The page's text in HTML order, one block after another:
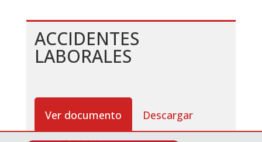
ACCIDENTES
LABORALES
Ver documento Descargar